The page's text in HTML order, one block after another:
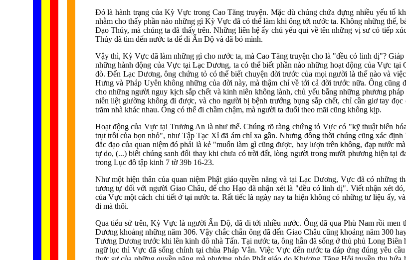
Đó là hành trạng của Kỳ Vực trong Cao Tăng truyện. Mặc dù chúng chứa đựng nhiều yếu tố
nhằm cho thấy phần nào những gì Kỳ Vực đã có thể làm khi ông tới nước ta. Không những thế,
Đạo Thúy, mà chúng ta đã thấy trên. Những liên hệ ấy chủ yếu qui về tên những vị sư có tiếp
Thúy đã tìm đến nước ta để đi Ấn Độ và đã bỏ mình.
Vậy thì, Kỳ Vực đã làm những gì cho nước ta, mà Cao Tăng truyện cho là "đều có linh dị"?
những hành động của Vực tại Lạc Dương, ta có thể biết phần nào những hoạt động của Vực
đò. Đến Lạc Dương, ông chứng tỏ có thể biết chuyện đời trước của mọi người là thế nào và
Hưng và Pháp Uyên không những của đời này, mà thậm chí về tới cả đời trước nữa. Ông cũng
cho những người nguy kịch sắp chết và kinh niên không lành, chủ yếu bằng những phương
niên liệt giường không đi được, và cho người bị bệnh trướng bụng sắp chết, chỉ cần giơ tay
trăm nhà khác nhau. Ông có thể đi chầm chậm, mà người ta đuổi theo mãi cũng không kịp.
Hoạt động của Vực tại Trương An là như thế. Chúng rõ ràng chứng tỏ Vực có "kỹ thuật biến
trụt trồi của bọn nhỏ", như Tập Tạc Xỉ đã ám chỉ xa gần. Nhưng đồng thời chúng cũng xác
đắc đạo của quan niệm đó phải là kẻ "muốn làm gì cũng được, bay lượn trên không, đạp nước
tự do, (...) biết chúng sanh đổi thay khi chưa có trời đất, lòng người trong mười phương hiện tại
trong Lục đô tập kinh 7 tờ 39b 16-23.
Như một hiện thân của quan niệm Phật giáo quyền năng và tại Lạc Dương, Vực đã có những
tương tự đối với người Giao Châu, để cho Hạo đã nhận xét là "đều có linh dị". Viết nhận xét
của Vực một cách chi tiết ở tại nước ta. Rất tiếc là ngày nay ta hiện không có những tư liệu ấy,
đi mà thôi.
Qua tiểu sử trên, Kỳ Vực là người Ấn Độ, đã đi tới nhiều nước. Ông đã qua Phù Nam rồi men
Dương khoảng những năm 306. Vậy chắc chắn ông đã đến Giao Châu cũng khoảng năm 300
Tương Dương trước khi lên kinh đô nhà Tấn. Tại nước ta, ông hẳn đã sống ở thủ phủ Long Biên
ngữ lục thì Vực đã sống chính tại chùa Pháp Vân. Việc Vực đến nước ta đáp ứng đúng yêu